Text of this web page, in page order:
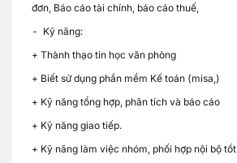
đơn, Báo cáo tài chính, báo cáo thuế,
- Kỹ năng:
+ Thành thạo tin học văn phòng
+ Biết sử dụng phần mềm Kế toán (misa,)
+ Kỹ năng tổng hợp, phân tích và báo cáo
+ Kỹ năng giao tiếp.
+ Kỹ năng làm việc nhóm, phối hợp nội bộ tốt